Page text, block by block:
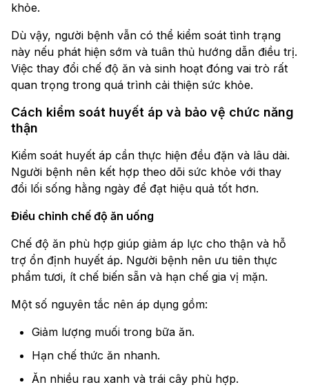
khỏe.
Dù vậy, người bệnh vẫn có thể kiểm soát tình trạng
này nếu phát hiện sớm và tuân thủ hướng dẫn điều trị.
Việc thay đổi chế độ ăn và sinh hoạt đóng vai trò rất
quan trọng trong quá trình cải thiện sức khỏe.
Cách kiểm soát huyết áp và bảo vệ chức năng
thận
Kiểm soát huyết áp cần thực hiện đều đặn và lâu dài.
Người bệnh nên kết hợp theo dõi sức khỏe với thay
đổi lối sống hằng ngày để đạt hiệu quả tốt hơn.
Điều chỉnh chế độ ăn uống
Chế độ ăn phù hợp giúp giảm áp lực cho thận và hỗ
trợ ổn định huyết áp. Người bệnh nên ưu tiên thực
phẩm tươi, ít chế biến sẵn và hạn chế gia vị mặn.
Một số nguyên tắc nên áp dụng gồm:
Giảm lượng muối trong bữa ăn.
Hạn chế thức ăn nhanh.
Ăn nhiều rau xanh và trái cây phù hợp.